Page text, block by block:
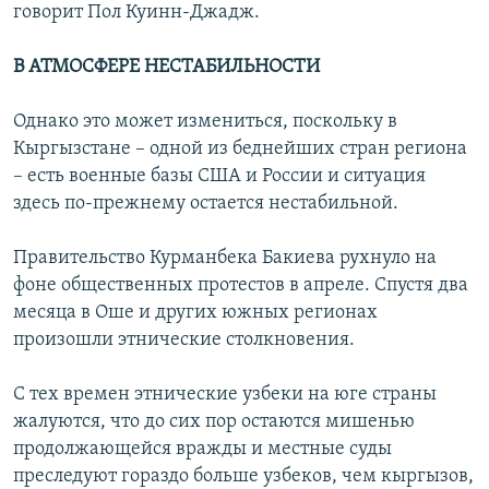
говорит Пол Куинн-Джадж.
В АТМОСФЕРЕ НЕСТАБИЛЬНОСТИ
Однако это может измениться, поскольку в
Кыргызстане – одной из беднейших стран региона
– есть военные базы США и России и ситуация
здесь по-прежнему остается нестабильной.
Правительство Курманбека Бакиева рухнуло на
фоне общественных протестов в апреле. Спустя два
месяца в Оше и других южных регионах
произошли этнические столкновения.
С тех времен этнические узбеки на юге страны
жалуются, что до сих пор остаются мишенью
продолжающейся вражды и местные суды
преследуют гораздо больше узбеков, чем кыргызов,